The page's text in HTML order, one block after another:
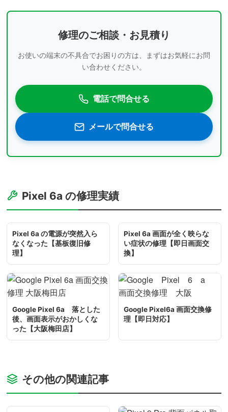
修理のご相談・お見積り
お使いの端末の不具合でお困りの方は、まずはお気軽にお問
い合わせください。
電話で問合せる
メールで問合せる
Pixel 6a の修理実績
Pixel 6a の電源が突然入ら
なくなった【基板復旧修
理】
Pixel 6a 画面が全く映らな
い症状の修理【即日画面交
換】
Google Pixel 6a 落とした
後、画面表示がおかしくな
った【大阪梅田店】
Google Pixel6a 画面交換修
理【即日対応】
その他の関連記事